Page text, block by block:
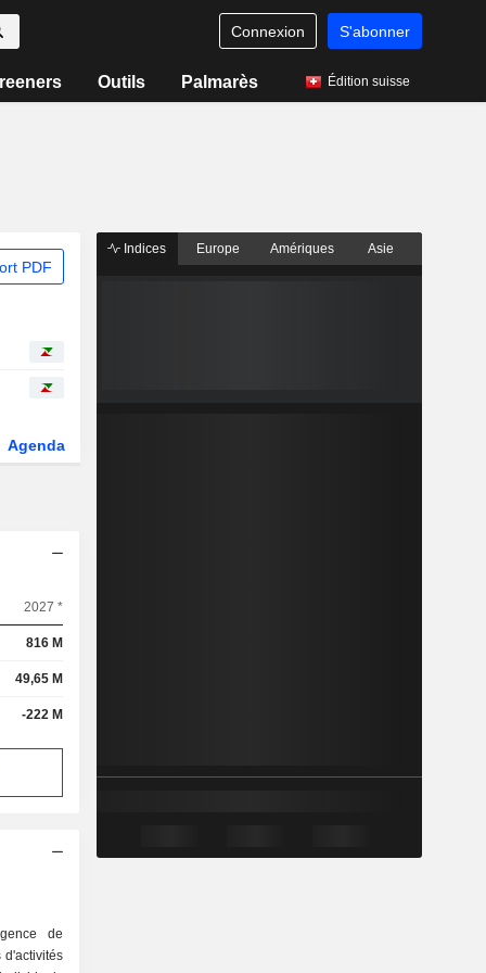
Connexion S'abonner
Outils Palmarès Édition suisse
PDF
Agenda
2027 *
816 M
49,65 M
-222 M
de
d'activités
Indices Europe Amériques Asie